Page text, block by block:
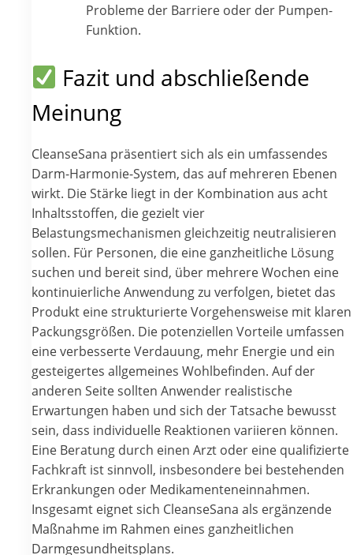
Probleme der Barriere oder der Pumpen-
Funktion.
Fazit und abschließende
Meinung
CleanseSana präsentiert sich als ein umfassendes
Darm-Harmonie-System, das auf mehreren Ebenen
wirkt. Die Stärke liegt in der Kombination aus acht
Inhaltsstoffen, die gezielt vier
Belastungsmechanismen gleichzeitig neutralisieren
sollen. Für Personen, die eine ganzheitliche Lösung
suchen und bereit sind, über mehrere Wochen eine
kontinuierliche Anwendung zu verfolgen, bietet das
Produkt eine strukturierte Vorgehensweise mit klaren
Packungsgrößen. Die potenziellen Vorteile umfassen
eine verbesserte Verdauung, mehr Energie und ein
gesteigertes allgemeines Wohlbefinden. Auf der
anderen Seite sollten Anwender realistische
Erwartungen haben und sich der Tatsache bewusst
sein, dass individuelle Reaktionen variieren können.
Eine Beratung durch einen Arzt oder eine qualifizierte
Fachkraft ist sinnvoll, insbesondere bei bestehenden
Erkrankungen oder Medikamenteneinnahmen.
Insgesamt eignet sich CleanseSana als ergänzende
Maßnahme im Rahmen eines ganzheitlichen
Darmgesundheitsplans.